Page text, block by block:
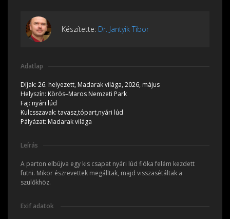
Készítette: Dr. Jantyik Tibor
Adatlap
Díjak: 26. helyezett, Madarak világa, 2026, május
Helyszín: Körös–Maros Nemzeti Park
Faj: nyári lúd
Kulcsszavak: tavasz,tópart,nyári lúd
Pályázat: Madarak világa
Leírás
A parton elbújva egy kis csapat nyári lúd fióka felém kezdett
futni. Mikor észrevettek megálltak, majd visszasétáltak a
szülőkhöz.
Exif adatok